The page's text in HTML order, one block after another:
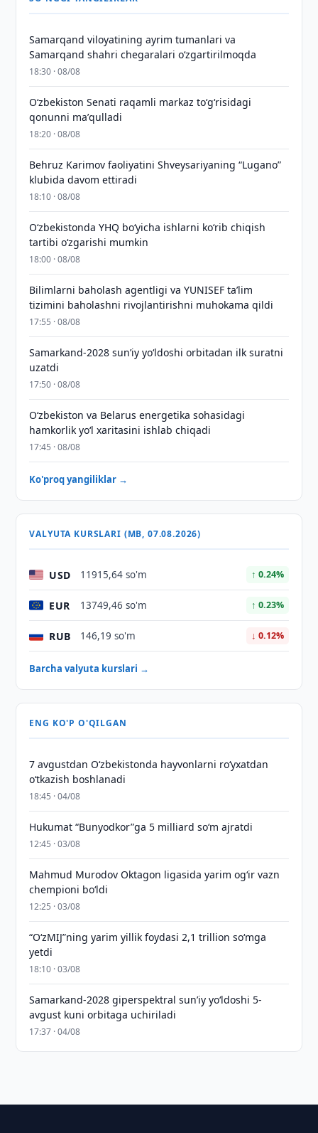
Samarqand viloyatining ayrim tumanlari va
Samarqand shahri chegaralari oʻzgartirilmoqda
18:30 · 08/08
Oʻzbekiston Senati raqamli markaz toʻgʻrisidagi
qonunni maʼqulladi
18:20 · 08/08
Behruz Karimov faoliyatini Shveysariyaning “Lugano”
klubida davom ettiradi
18:10 · 08/08
O‘zbekistonda YHQ bo‘yicha ishlarni ko‘rib chiqish
tartibi o‘zgarishi mumkin
18:00 · 08/08
Bilimlarni baholash agentligi va YUNISEF taʼlim
tizimini baholashni rivojlantirishni muhokama qildi
17:55 · 08/08
Samarkand-2028 sunʼiy yo‘ldoshi orbitadan ilk suratni
uzatdi
17:50 · 08/08
Oʻzbekiston va Belarus energetika sohasidagi
hamkorlik yoʻl xaritasini ishlab chiqadi
17:45 · 08/08
Ko'proq yangiliklar →
VALYUTA KURSLARI (MB, 07.08.2026)
USD 11915,64 so'm ↑ 0.24%
EUR 13749,46 so'm ↑ 0.23%
RUB 146,19 so'm ↓ 0.12%
Barcha valyuta kurslari →
ENG KO'P O'QILGAN
7 avgustdan O‘zbekistonda hayvonlarni ro‘yxatdan
o‘tkazish boshlanadi
18:45 · 04/08
Hukumat “Bunyodkor”ga 5 milliard so‘m ajratdi
12:45 · 03/08
Mahmud Murodov Oktagon ligasida yarim og‘ir vazn
chempioni bo‘ldi
12:25 · 03/08
“O‘zMIJ”ning yarim yillik foydasi 2,1 trillion so‘mga
yetdi
18:10 · 03/08
Samarkand-2028 giperspektral sun’iy yo‘ldoshi 5-
avgust kuni orbitaga uchiriladi
17:37 · 04/08